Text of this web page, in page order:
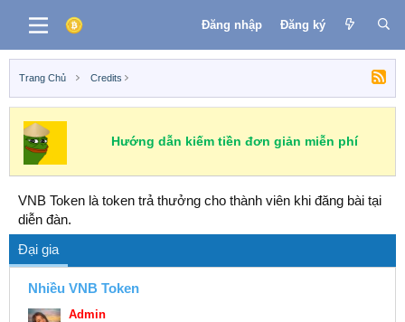
Đăng nhập Đăng ký
Trang Chủ Credits
Hướng dẫn kiếm tiền đơn giản miễn phí
VNB Token là token trả thưởng cho thành viên khi đăng bài tại
diễn đàn.
Đại gia
Nhiều VNB Token
Admin